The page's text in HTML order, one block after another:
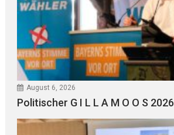
August 6, 2026
Politischer G I L L A M O O S 2026